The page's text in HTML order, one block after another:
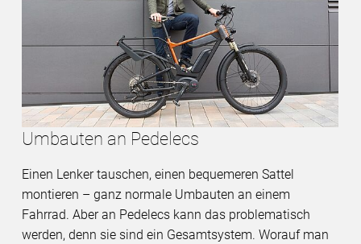
Umbauten an Pedelecs
Einen Lenker tauschen, einen bequemeren Sattel
montieren – ganz normale Umbauten an einem
Fahrrad. Aber an Pedelecs kann das problematisch
werden, denn sie sind ein Gesamtsystem. Worauf man